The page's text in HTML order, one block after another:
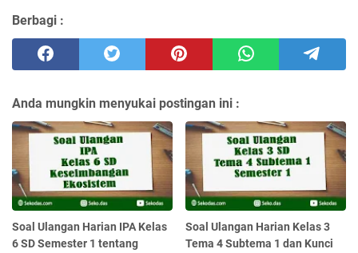
Berbagi :
Anda mungkin menyukai postingan ini :
Soal Ulangan Harian IPA Kelas
6 SD Semester 1 tentang
Soal Ulangan Harian Kelas 3
Tema 4 Subtema 1 dan Kunci